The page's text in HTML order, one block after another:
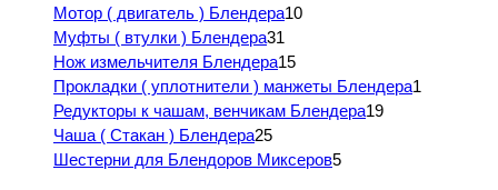
Мотор ( двигатель ) Блендера10
Муфты ( втулки ) Блендера31
Нож измельчителя Блендера15
Прокладки ( уплотнители ) манжеты Блендера1
Редукторы к чашам, венчикам Блендера19
Чаша ( Стакан ) Блендера25
Шестерни для Блендоров Миксеров5